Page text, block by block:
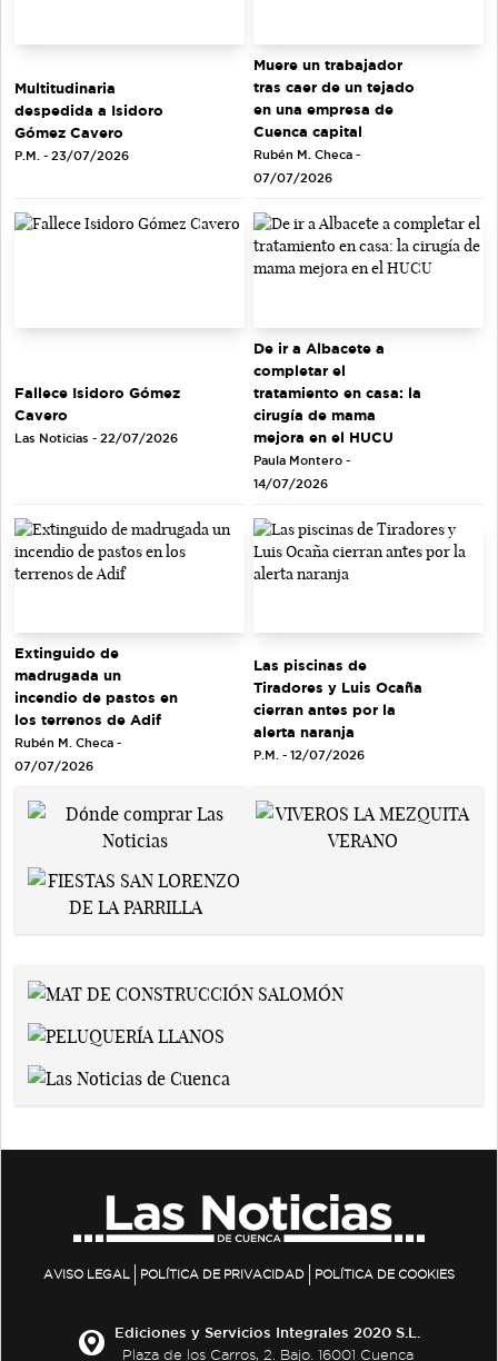
Multitudinaria
despedida a Isidoro
Gómez Cavero
P.M. - 23/07/2026
Muere un trabajador
tras caer de un tejado
en una empresa de
Cuenca capital
Rubén M. Checa -
07/07/2026
Fallece Isidoro Gómez
Cavero
Las Noticias - 22/07/2026
De ir a Albacete a
completar el
tratamiento en casa: la
cirugía de mama
mejora en el HUCU
Paula Montero -
14/07/2026
Extinguido de
madrugada un
incendio de pastos en
los terrenos de Adif
Rubén M. Checa -
07/07/2026
Las piscinas de
Tiradores y Luis Ocaña
cierran antes por la
alerta naranja
P.M. - 12/07/2026
AVISO LEGAL POLÍTICA DE PRIVACIDAD POLÍTICA DE COOKIES
Ediciones y Servicios Integrales 2020 S.L.
Plaza de los Carros, 2. Bajo. 16001 Cuenca